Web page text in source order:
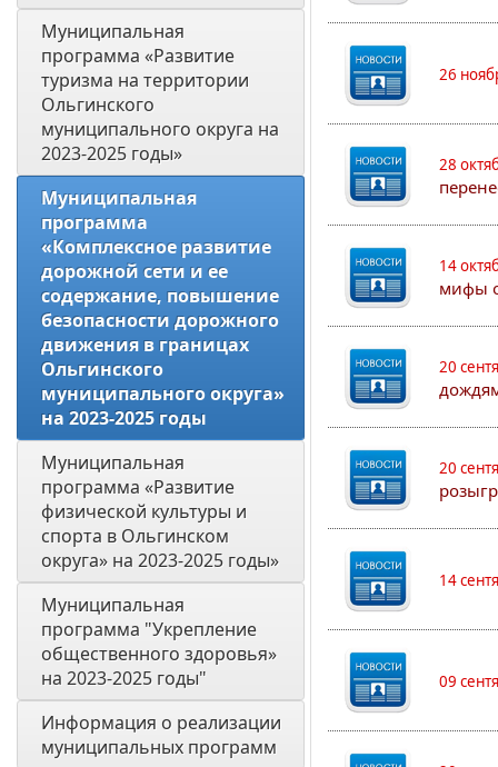
Муниципальная
программа «Развитие
туризма на территории
Ольгинского
муниципального округа на
2023-2025 годы»
Муниципальная
программа
«Комплексное развитие
дорожной сети и ее
содержание, повышение
безопасности дорожного
движения в границах
Ольгинского
муниципального округа»
на 2023-2025 годы
Муниципальная
программа «Развитие
физической культуры и
спорта в Ольгинском
округа» на 2023-2025 годы»
Муниципальная
программа "Укрепление
общественного здоровья»
на 2023-2025 годы"
Информация о реализации
муниципальных программ
26
28
14
мифы
20
20
14
09